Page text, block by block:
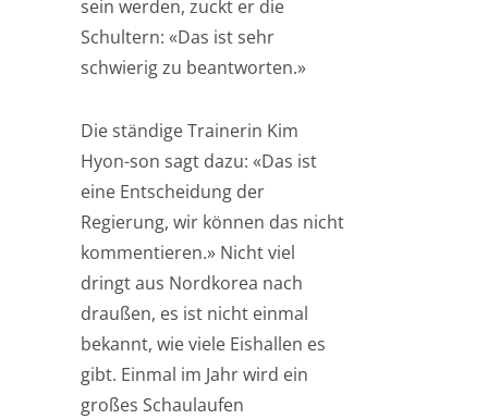
sein werden, zuckt er die
Schultern: «Das ist sehr
schwierig zu beantworten.»
Die ständige Trainerin Kim
Hyon-son sagt dazu: «Das ist
eine Entscheidung der
Regierung, wir können das nicht
kommentieren.» Nicht viel
dringt aus Nordkorea nach
draußen, es ist nicht einmal
bekannt, wie viele Eishallen es
gibt. Einmal im Jahr wird ein
großes Schaulaufen